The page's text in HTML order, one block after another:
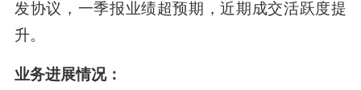
发协议，一季报业绩超预期，近期成交活跃度提
升。
业务进展情况：